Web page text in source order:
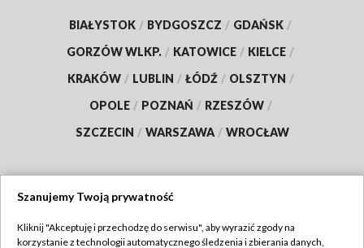
BIAŁYSTOK / BYDGOSZCZ / GDAŃSK /
GORZÓW WLKP. / KATOWICE / KIELCE /
KRAKÓW / LUBLIN / ŁÓDŹ / OLSZTYN /
OPOLE / POZNAŃ / RZESZÓW /
SZCZECIN / WARSZAWA / WROCŁAW
Szanujemy Twoją prywatność
Kliknij "Akceptuję i przechodzę do serwisu", aby wyrazić zgody na
korzystanie z technologii automatycznego śledzenia i zbierania danych,